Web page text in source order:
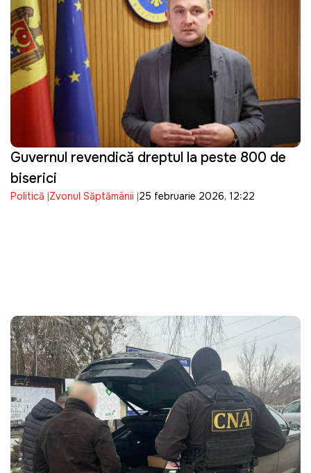
Guvernul revendică dreptul la peste 800 de
biserici
Politică Zvonul Săptămânii 25 februarie 2026, 12:22